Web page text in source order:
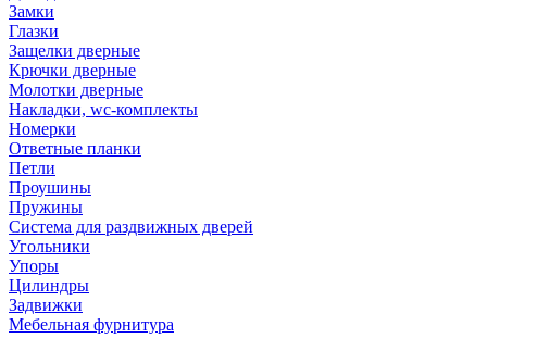
Замки
Глазки
Защелки дверные
Крючки дверные
Молотки дверные
Накладки, wc-комплекты
Номерки
Ответные планки
Петли
Проушины
Пружины
Система для раздвижных дверей
Угольники
Упоры
Цилиндры
Задвижки
Мебельная фурнитура